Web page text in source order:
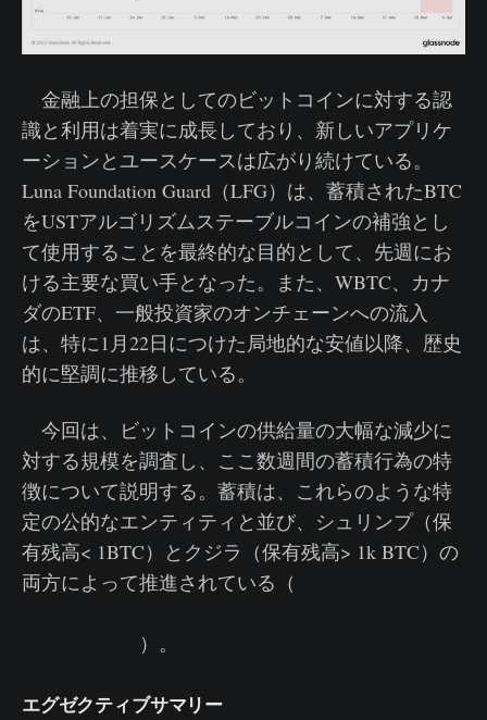
金融上の担保としてのビットコインに対する認
識と利用は着実に成長しており、新しいアプリケ
ーションとユースケースは広がり続けている。
Luna Foundation Guard（LFG）は、蓄積されたBTC
をUSTアルゴリズムステーブルコインの補強とし
て使用することを最終的な目的として、先週にお
ける主要な買い手となった。また、WBTC、カナ
ダのETF、一般投資家のオンチェーンへの流入
は、特に1月22日につけた局地的な安値以降、歴史
的に堅調に推移している。
今回は、ビットコインの供給量の大幅な減少に
対する規模を調査し、ここ数週間の蓄積行為の特
徴について説明する。蓄積は、これらのような特
定の公的なエンティティと並び、シュリンプ（保
有残高< 1BTC）とクジラ（保有残高> 1k BTC）の
両方によって推進されている（
）。
エグゼクティブサマリー